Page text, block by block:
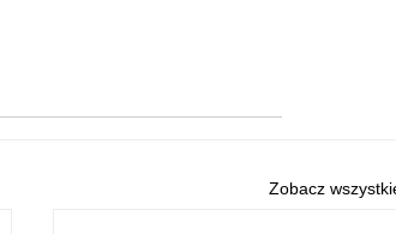
Zobacz